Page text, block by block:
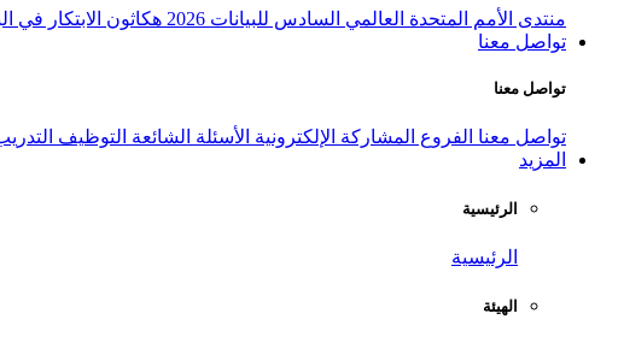
منتدى الأمم المتحدة العالمي السادس للبيانات 2026 هكاثون الابتكار في
تواصل معنا
تواصل معنا
تواصل معنا الفروع المشاركة الإلكترونية الأسئلة الشائعة التوظيف
المزيد
الرئيسية
الرئيسية
الهيئة